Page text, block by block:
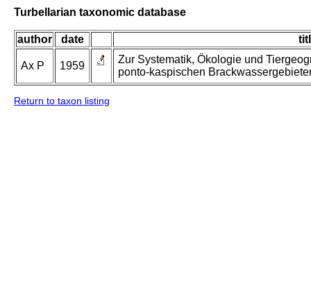
Turbellarian taxonomic database
author date
Ax P 1959
Zur Systematik, Ökologie und
ponto-kaspischen
Return to taxon listing